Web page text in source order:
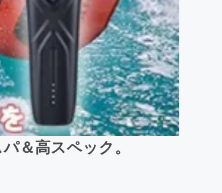
＆高スペック。